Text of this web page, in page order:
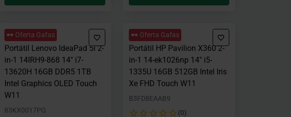
🕶️ Oferta Gafas
Portátil Lenovo IdeaPad 5i 2-
in-1 14IRH9-868 14" i7-
13620H 16GB DDR5 1TB
Intel Graphics OLED Touch
W11
83KX0017PG
🕶️ Oferta Gafas
Portátil HP Pavilion X360 2-
in-1 14-ek1026np 14" i5-
1335U 16GB 512GB Intel Iris
Xe FHD Touch W11
B3FD8EAAB9
(0)